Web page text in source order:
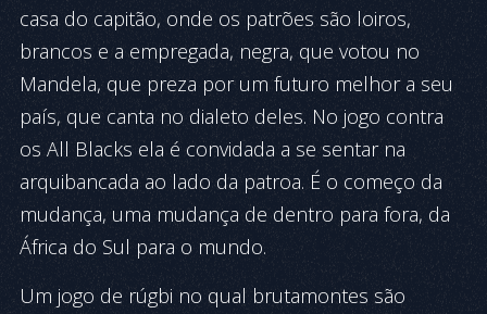
casa do capitão, onde os patrões são loiros,
brancos e a empregada, negra, que votou no
Mandela, que preza por um futuro melhor a seu
país, que canta no dialeto deles. No jogo contra
os All Blacks ela é convidada a se sentar na
arquibancada ao lado da patroa. É o começo da
mudança, uma mudança de dentro para fora, da
África do Sul para o mundo.
Um jogo de rúgbi no qual brutamontes são